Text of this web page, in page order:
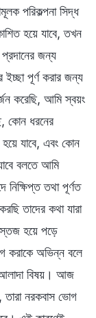
পরিকল্পনা সিদ্ধ
হয়ে যাবে, তখন
জন্য
পূর্ণ করার জন্য
করেছি, আমি স্বয়ং
কোন ধরনের
হয়ে যাবে, এবং কোন
বলতে আমি
নিক্ষিপ্ত তথা পূর্ণত
তাদের কথা যারা
হয়ে পড়ে
করাকে অভিন্ন বলে
বিষয়। আজ
তারা নরকবাস ভোগ